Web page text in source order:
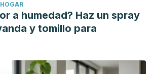
a humedad? Haz un spray
y tomillo para